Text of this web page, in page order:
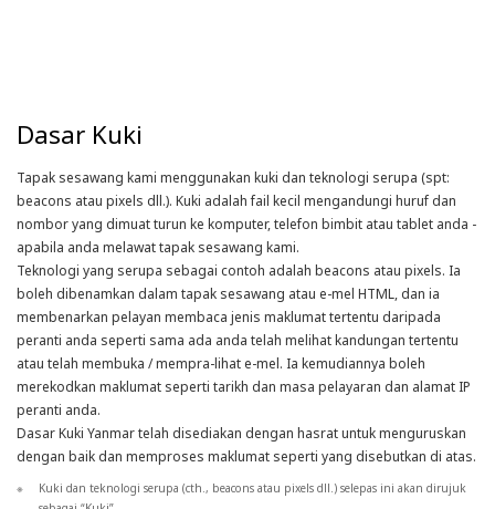
Dasar Kuki
Tapak sesawang kami menggunakan kuki dan teknologi serupa (spt:
beacons atau pixels dll.). Kuki adalah fail kecil mengandungi huruf dan
nombor yang dimuat turun ke komputer, telefon bimbit atau tablet anda -
apabila anda melawat tapak sesawang kami.
Teknologi yang serupa sebagai contoh adalah beacons atau pixels. Ia
boleh dibenamkan dalam tapak sesawang atau e-mel HTML, dan ia
membenarkan pelayan membaca jenis maklumat tertentu daripada
peranti anda seperti sama ada anda telah melihat kandungan tertentu
atau telah membuka / mempra-lihat e-mel. Ia kemudiannya boleh
merekodkan maklumat seperti tarikh dan masa pelayaran dan alamat IP
peranti anda.
Dasar Kuki Yanmar telah disediakan dengan hasrat untuk menguruskan
dengan baik dan memproses maklumat seperti yang disebutkan di atas.
※
Kuki dan teknologi serupa (cth., beacons atau pixels dll.) selepas ini akan dirujuk